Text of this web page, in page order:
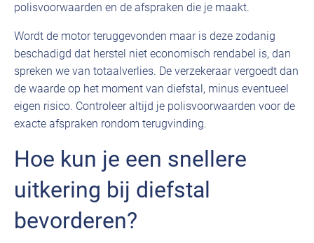
polisvoorwaarden en de afspraken die je maakt.
Wordt de motor teruggevonden maar is deze zodanig
beschadigd dat herstel niet economisch rendabel is, dan
spreken we van totaalverlies. De verzekeraar vergoedt dan
de waarde op het moment van diefstal, minus eventueel
eigen risico. Controleer altijd je polisvoorwaarden voor de
exacte afspraken rondom terugvinding.
Hoe kun je een snellere
uitkering bij diefstal
bevorderen?